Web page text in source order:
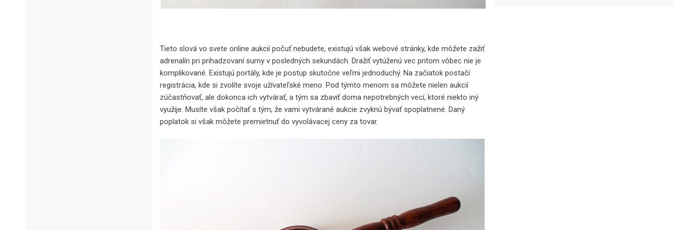
Tieto slová vo svete online aukcií počuť nebudete, existujú však webové stránky, kde môžete zažiť
adrenalín pri prihadzovaní sumy v posledných sekundách. Dražiť vytúženú vec pritom vôbec nie je
komplikované. Existujú portály, kde je postup skutočne veľmi jednoduchý. Na začiatok postačí
registrácia, kde si zvolíte svoje užívateľské meno. Pod týmto menom sa môžete nielen aukcií
zúčastňovať, ale dokonca ich vytvárať, a tým sa zbaviť doma nepotrebných vecí, ktoré niekto iný
využije. Musíte však počítať s tým, že vami vytvárané aukcie zvyknú bývať spoplatnené. Daný
poplatok si však môžete premietnuť do vyvolávacej ceny za tovar.